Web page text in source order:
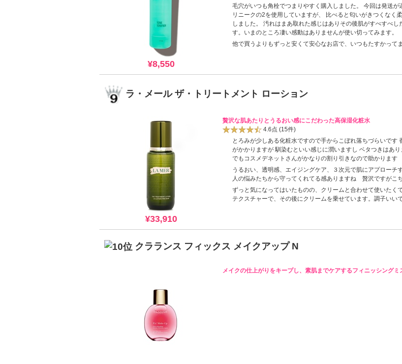
¥8,550
毛穴がいつも角栓でつまりやすく購入しました。 今回は発送
リニークの2を使用していますが、 比べると匂いがきつくなく
しました。 汚れはまあ取れた感じはありその後肌がすべすべ
す。いまのところ凄い感動はありませんが使い切ってみます。
他で買うよりもずっと安くて安心なお店で、いつもたすかってま
ラ・メール ザ・トリートメント ローション
¥33,910
贅沢な肌あたりとうるおい感にこだわった高保湿化粧水
4.6点 (15件)
とろみが少しある化粧水ですので手からこぼれ落ちづらいで
がかかりますが 馴染むといい感じに潤いますし ベタつきはあ
でもコスメデネットさんがかなりの割り引きなので助かります
うるおい、透明感、エイジングケア、３次元で肌にアプロー
人の悩みたちから守ってくれてる感ありますね 贅沢ですがこ
ずっと気になってはいたものの、クリームと合わせて使いた
テクスチャーで、その後にクリームを乗せています。調子いいで
クラランス フィックス メイクアップ N
メイクの仕上がりをキープし、素肌までケアするフィニッシングミ